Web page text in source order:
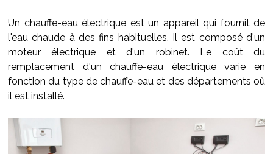
Un chauffe-eau électrique est un appareil qui fournit de
l'eau chaude à des fins habituelles. Il est composé d'un
moteur électrique et d'un robinet. Le coût du
remplacement d'un chauffe-eau électrique varie en
fonction du type de chauffe-eau et des départements où
il est installé.